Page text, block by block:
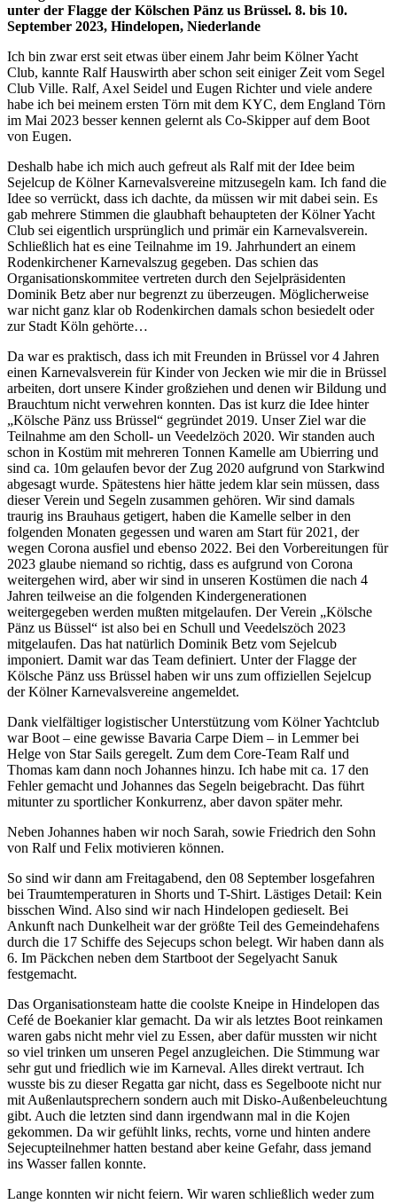
unter der Flagge der Kölschen Pänz us Brüssel. 8. bis 10.
September 2023, Hindelopen, Niederlande
Ich bin zwar erst seit etwas über einem Jahr beim Kölner Yacht
Club, kannte Ralf Hauswirth aber schon seit einiger Zeit vom Segel
Club Ville. Ralf, Axel Seidel und Eugen Richter und viele andere
habe ich bei meinem ersten Törn mit dem KYC, dem England Törn
im Mai 2023 besser kennen gelernt als Co-Skipper auf dem Boot
von Eugen.
Deshalb habe ich mich auch gefreut als Ralf mit der Idee beim
Sejelcup de Kölner Karnevalsvereine mitzusegeln kam. Ich fand die
Idee so verrückt, dass ich dachte, da müssen wir mit dabei sein. Es
gab mehrere Stimmen die glaubhaft behaupteten der Kölner Yacht
Club sei eigentlich ursprünglich und primär ein Karnevalsverein.
Schließlich hat es eine Teilnahme im 19. Jahrhundert an einem
Rodenkirchener Karnevalszug gegeben. Das schien das
Organisationskommitee vertreten durch den Sejelpräsidenten
Dominik Betz aber nur begrenzt zu überzeugen. Möglicherweise
war nicht ganz klar ob Rodenkirchen damals schon besiedelt oder
zur Stadt Köln gehörte…
Da war es praktisch, dass ich mit Freunden in Brüssel vor 4 Jahren
einen Karnevalsverein für Kinder von Jecken wie mir die in Brüssel
arbeiten, dort unsere Kinder großziehen und denen wir Bildung und
Brauchtum nicht verwehren konnten. Das ist kurz die Idee hinter
„Kölsche Pänz uss Brüssel“ gegründet 2019. Unser Ziel war die
Teilnahme am den Scholl- un Veedelzöch 2020. Wir standen auch
schon in Kostüm mit mehreren Tonnen Kamelle am Ubierring und
sind ca. 10m gelaufen bevor der Zug 2020 aufgrund von Starkwind
abgesagt wurde. Spätestens hier hätte jedem klar sein müssen, dass
dieser Verein und Segeln zusammen gehören. Wir sind damals
traurig ins Brauhaus getigert, haben die Kamelle selber in den
folgenden Monaten gegessen und waren am Start für 2021, der
wegen Corona ausfiel und ebenso 2022. Bei den Vorbereitungen für
2023 glaube niemand so richtig, dass es aufgrund von Corona
weitergehen wird, aber wir sind in unseren Kostümen die nach 4
Jahren teilweise an die folgenden Kindergenerationen
weitergegeben werden mußten mitgelaufen. Der Verein „Kölsche
Pänz us Büssel“ ist also bei en Schull und Veedelszöch 2023
mitgelaufen. Das hat natürlich Dominik Betz vom Sejelcub
imponiert. Damit war das Team definiert. Unter der Flagge der
Kölsche Pänz uss Brüssel haben wir uns zum offiziellen Sejelcup
der Kölner Karnevalsvereine angemeldet.
Dank vielfältiger logistischer Unterstützung vom Kölner Yachtclub
war Boot – eine gewisse Bavaria Carpe Diem – in Lemmer bei
Helge von Star Sails geregelt. Zum dem Core-Team Ralf und
Thomas kam dann noch Johannes hinzu. Ich habe mit ca. 17 den
Fehler gemacht und Johannes das Segeln beigebracht. Das führt
mitunter zu sportlicher Konkurrenz, aber davon später mehr.
Neben Johannes haben wir noch Sarah, sowie Friedrich den Sohn
von Ralf und Felix motivieren können.
So sind wir dann am Freitagabend, den 08 September losgefahren
bei Traumtemperaturen in Shorts und T-Shirt. Lästiges Detail: Kein
bisschen Wind. Also sind wir nach Hindelopen gedieselt. Bei
Ankunft nach Dunkelheit war der größte Teil des Gemeindehafens
durch die 17 Schiffe des Sejecups schon belegt. Wir haben dann als
6. Im Päckchen neben dem Startboot der Segelyacht Sanuk
festgemacht.
Das Organisationsteam hatte die coolste Kneipe in Hindelopen das
Cefé de Boekanier klar gemacht. Da wir als letztes Boot reinkamen
waren gabs nicht mehr viel zu Essen, aber dafür mussten wir nicht
so viel trinken um unseren Pegel anzugleichen. Die Stimmung war
sehr gut und friedlich wie im Karneval. Alles direkt vertraut. Ich
wusste bis zu dieser Regatta gar nicht, dass es Segelboote nicht nur
mit Außenlautsprechern sondern auch mit Disko-Außenbeleuchtung
gibt. Auch die letzten sind dann irgendwann mal in die Kojen
gekommen. Da wir gefühlt links, rechts, vorne und hinten andere
Sejecupteilnehmer hatten bestand aber keine Gefahr, dass jemand
ins Wasser fallen konnte.
Lange konnten wir nicht feiern. Wir waren schließlich weder zum